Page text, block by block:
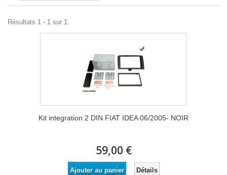
Résultats 1 - 1 sur 1.
Kit integration 2 DIN FIAT IDEA 06/2005- NOIR
59,00 €
Ajouter au panier Détails